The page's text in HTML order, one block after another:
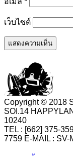
เว็บไซต์
Copyright © 2018
SOI.14
10240
TEL : [662] 375-
7759 E-MAIL : SV-